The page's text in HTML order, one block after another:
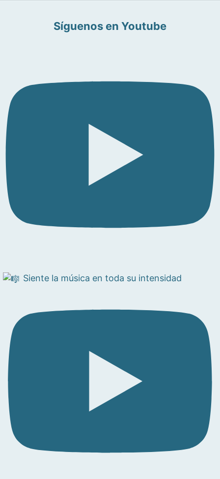
Síguenos en Youtube
Siente la música en toda su intensidad